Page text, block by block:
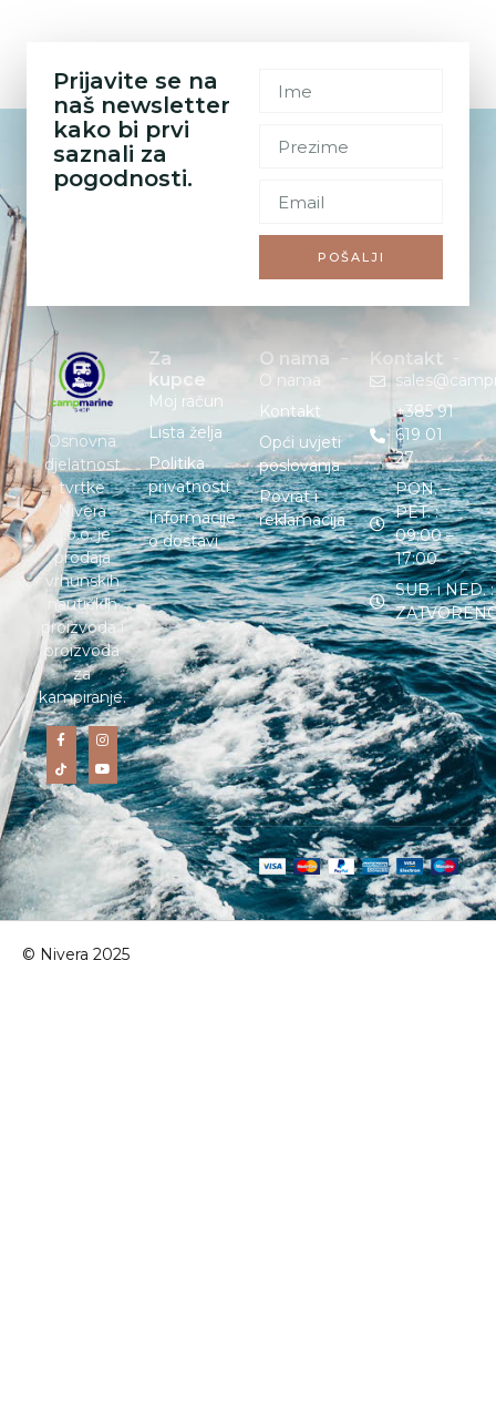
Prijavite se na
naš newsletter
kako bi prvi
saznali za
pogodnosti.
POŠALJI
Osnovna
djelatnost
tvrtke
Nivera
d.o.o. je
prodaja
vrhunskih
nautičkih
proizvoda i
proizvoda
za
kampiranje.
Za
kupce
Moj račun
Lista želja
Politika
privatnosti
Informacije
o dostavi
O nama
O nama
Kontakt
Opći uvjeti
poslovanja
Povrat i
reklamacija
Kontakt
+385 91
619 01
27
PON. –
PET. :
09:00 –
17:00
SUB. i NED. :
© Nivera 2025